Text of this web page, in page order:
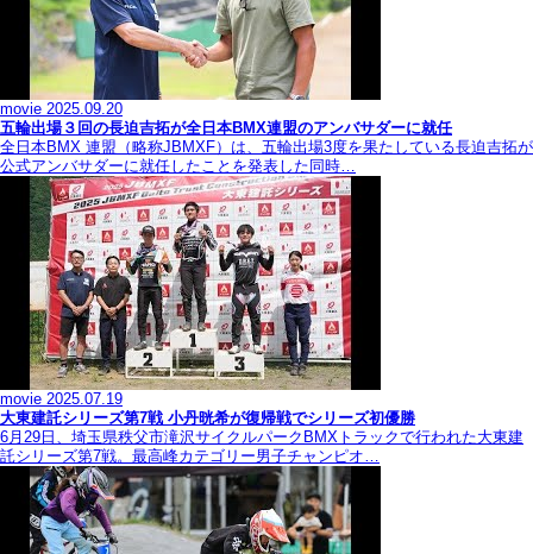
movie 2025.09.20
五輪出場３回の長迫吉拓が全日本BMX連盟のアンバサダーに就任
全日本BMX 連盟（略称JBMXF）は、五輪出場3度を果たしている長迫吉拓が
公式アンバサダーに就任したことを発表した同時…
movie 2025.07.19
大東建託シリーズ第7戦 ⼩丹晄希が復帰戦でシリーズ初優勝
6月29日、埼玉県秩父市滝沢サイクルパークBMXトラックで行われた大東建
託シリーズ第7戦。最高峰カテゴリー男子チャンピオ…